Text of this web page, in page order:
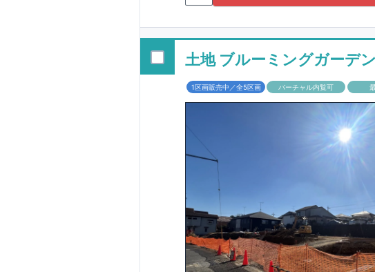
配ボックス・玄関電子キー・浴室
■１階廻りの構造材は防腐・防蟻性
す！
■長期優良住宅もっと詳しく 「
という考え方の下、 国が定めた7
長期優良住宅として認定を受ける
があります。東栄住宅は全棟で
ルギー性⑥居住環境⑦維持保全管理
そのほかの魅力として、住宅ロ
性能を評価されています！図面を
回の現場検査が行われま
境・エネルギー消費量（断熱等性
3
もっと詳しく 東栄住宅の建
られた、｢数百年に一度発生する地
1.5倍の耐震力を達成しています。
す。建築基準法に定められている
当社こだわりの空間アイディアを
ご紹介しています。ここをクリ
土地 ブルーミングガーデ
1区画販売中／全5区画 バーチャル内覧可